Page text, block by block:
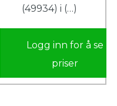
(49934) i (…)
Logg inn for å se
priser